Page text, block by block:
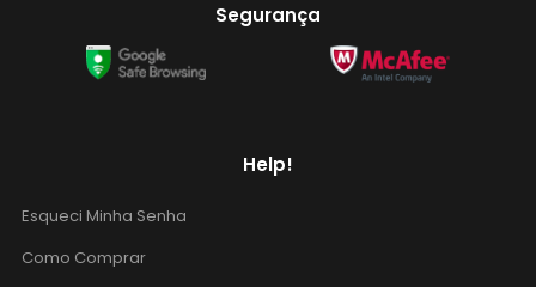
Segurança
Help!
Esqueci Minha Senha
Como Comprar